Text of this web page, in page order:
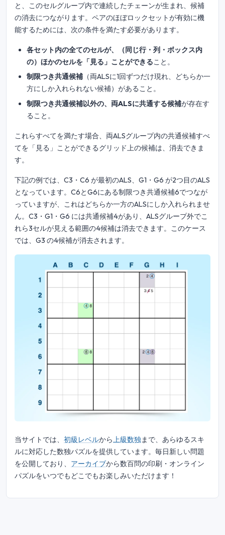
と、このセルグループ内で連続したチェーンが生まれ、候補
の消去につながります。ペアのほぼロックセットが有効に機
能するためには、次の条件を満たす必要があります。
各セット内の全てのセルが、（同じ行・列・ボックス内
の）ほかのセルを「見る」ことができること。
制限つき共通候補 （両ALSに1回ずつだけ現れ、どちらか一
方にしか入れられない候補）があること。
制限つき共通候補以外の、両ALSに共通する候補が存在す
ること。
これらすべてを満たす場合、両ALSグループ内の共通候補すべ
てを「見る」ことができるグリッド上の候補は、消去できま
す。
下記の例では、C3・C6 が最初のALS、G1・G6 が2つ目のALS
となっています。C6とG6にある制限つき共通候補6でつなが
っていますが、これはどちらか一方のALSにしか入れられませ
ん。C3・G1・G6 には共通候補4があり、ALSグループ外でこ
れら3セルが見える範囲の4候補は消去できます。このケース
では、G3 の4候補が消去されます。
当サイトでは、 初級レベルから上級数独まで、あらゆるスキ
ルに対応した数独パズルを提供しています。毎日新しい問題
を公開しており、 アーカイブから数百問の印刷・オンライン
パズルをいつでもどこでもお楽しみいただけます！